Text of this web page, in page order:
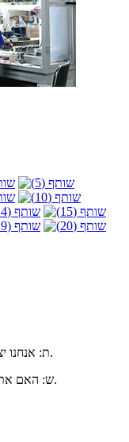
ת: אנחנו יצרן של ציוד ריתוך במשך יותר מ-20 שנה.
ש: האם אתה יכול לייצא מכונות על ידי המפעל שלך.